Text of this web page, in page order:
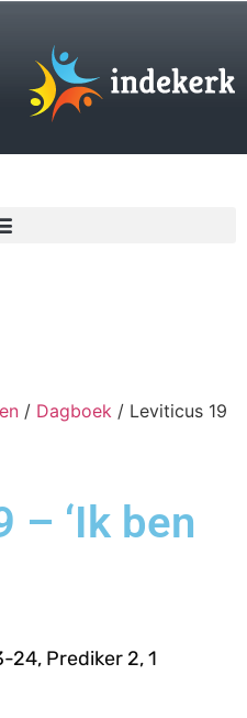
/ Dagboek / Leviticus 19
– ‘Ik ben
24, Prediker 2, 1